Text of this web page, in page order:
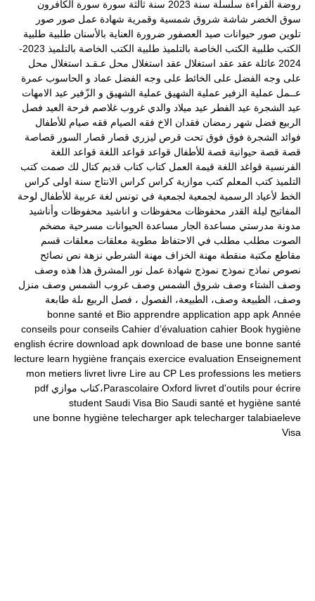
روضة القراءة سلسلة سنة 2023 سنة ثالثة سورة سورة الكافرون
سوق الخضر شاشة شروق شمسية وقمرية شهادة عمل صور صور
تلوين صور حيوانات صيد العصفور ضرورة العناية بالأسنان طلبية طلبية
الكتب طلبية الكتب الخاصة بالتلميذ
طلبية الكتب الخاصة بالتلميذ 2023-
2024 عائلة عقد عقد استغلال عقد استغلال محل عـقـد استغلال محل
على وجه الفضل على الخائط على وجه الفضل عماد و الحاسوب عمرة
عــمل عملية الزفير عملية الشهيق عملية الشهيق و الزّفير عيد الامهات
عيد الشجرة عيد الفطر عيد ميلاد والدي غروب غلاصم فرحة العيد فصل
الربيع فضل شهر رمضان فقدان الاخ فقه الصيام فقه صيام للأطفال
فوائد الشجرة فوق فوق تحت قرص ليزري قصار قصار السور قصاصة
قصة قصة حيوانية قصة للأطفال قواعد قواعد اللغة قواعد اللغة
الفرنسية قواغد اللغة قيمة العمل كتاب كتاب قديم كتال لك صمت كتب
التلميذ كتب المعلم كتب موازية كراس كراس الانتاج سنة اولى كراس
الخط لأعياد الرسمية لجمعية لجمعية في تونس لغة عربية للأطفال لوحة
المفاتيح ليلة القدر محفوظات محفوظات و اناشيد محفوظات وأناشيد
مدونة مدرستي مساعدة الجار مساعدة الحيوانات مسرحية مضخم
الصوت مطلب مطلب في الاحتفاظ مطوية معلقات معلقات قسم
مقاطع مكتبة منقطة مهنة الخزاف مهنة الشرطي نزهة نص نصائح
نصوص نماذج نموذج نموذج شهادة عمل نور المشرق هذا هذه وصف
وصف الشتاء وصف شروق الشمس وصف غروب الشمس وصف منزل
وصف، الطبيعة وصف، الطبيعة، الفصول ، فصل الربيع ىلة طابعة
Année
apk
app
application
apprendre
Bio
bonne santé et
hygiène
Book
cahier
Cahier d’évaluation
conseils
conseils pour
une bonne santé
de base
download
download apk
écrire
english
Enseignement
evaluation
exercice
français
hygiène
learn
lecture
les metiers
Les professions
Lire au CP
livre
livret
metiers
mon
livret d'outils pour écrire
Oxford Parascolaire،كتاب موازي
pdf
santé
santé et hygiène
Saudi
Saudi Visa Bio
student
talabiaeleve
telecharger
telecharger apk
une bonne hygiène
Visa